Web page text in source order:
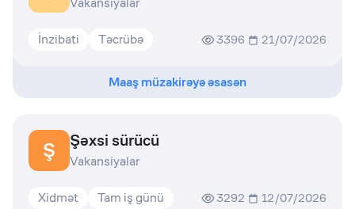
İnzibati Təcrübə 3396 21/07/2026
Maaş müzakirəyə əsasən
Ş Şəxsi sürücü
Vakansiyalar
Xidmət Tam iş günü 3292 12/07/2026